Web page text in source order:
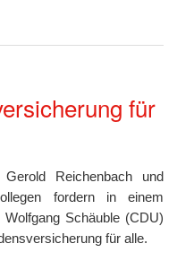
für
Gerold Reichenbach und
fordern in einem
Schäuble (CDU)
für alle.